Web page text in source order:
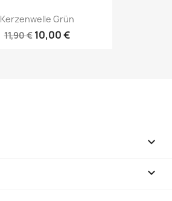
Kerzenwelle Grün
11,90 € 10,00 €

